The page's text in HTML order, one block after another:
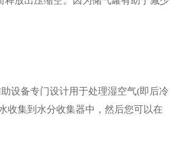
设备专门设计用于处理湿空气(即后冷
收集到水分收集器中，然后您可以在